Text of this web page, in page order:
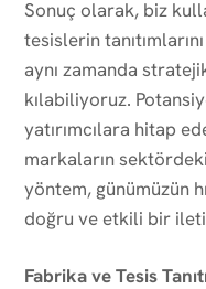
Sonuç olarak, biz
tesislerin
aynı zamanda
kılabiliyoruz.
yatırımcılara hitap
markaların
yöntem, günümüzün
doğru ve etkili bir
Fabrika ve Tesis